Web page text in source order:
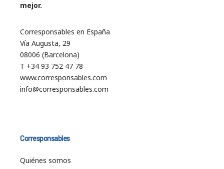
mejor.
Corresponsables en España
Vía Augusta, 29
08006 (Barcelona)
T +34 93 752 47 78
www.corresponsables.com
info@corresponsables.com
Corresponsables
Quiénes somos